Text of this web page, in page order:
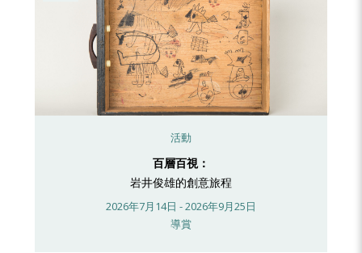
活動
百層百視：
岩井俊雄的創意旅程
2026年7月14日 - 2026年9月25日
導賞